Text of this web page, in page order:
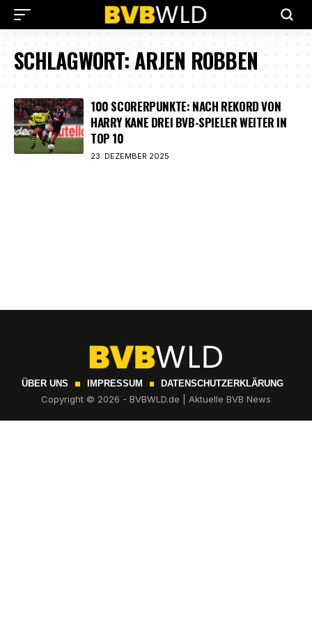
SCHLAGWORT:ARJEN ROBBEN
100 SCORERPUNKTE: NACH REKORD VON
HARRY KANE DREI BVB-SPIELER WEITER IN
TOP 10
23. DEZEMBER 2025
ÜBER UNS IMPRESSUM DATENSCHUTZERKLÄRUNG
Copyright © 2026 - BVBWLD.de | Aktuelle BVB News